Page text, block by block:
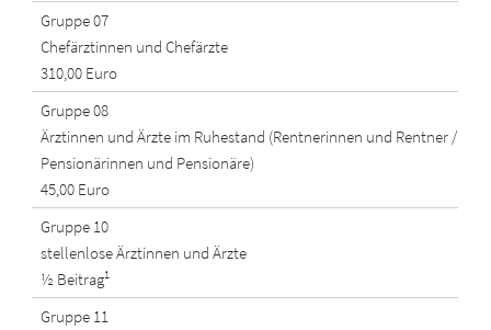
Gruppe 07
Chefärztinnen und Chefärzte
310,00 Euro
Gruppe 08
Ärztinnen und Ärzte im Ruhestand (Rentnerinnen und Rentner /
Pensionärinnen und Pensionäre)
45,00 Euro
Gruppe 10
stellenlose Ärztinnen und Ärzte
½ Beitrag1
Gruppe 11